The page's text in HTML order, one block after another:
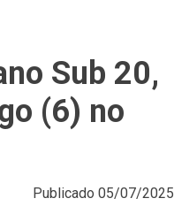
Sub 20,
(6) no
Publicado 05/07/2025